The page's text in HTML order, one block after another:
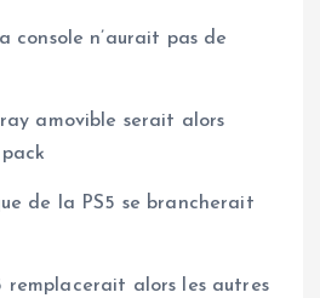
console n’aurait pas de
amovible serait alors
de la PS5 se brancherait
remplacerait alors les autres